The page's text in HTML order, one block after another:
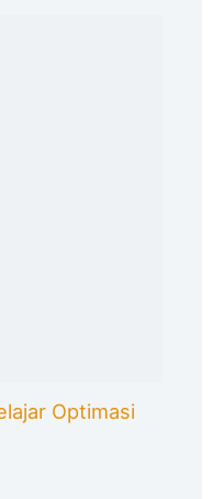
Optimasi